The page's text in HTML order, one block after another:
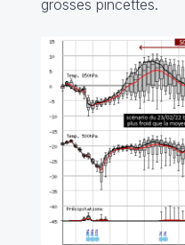
grosses pincettes.